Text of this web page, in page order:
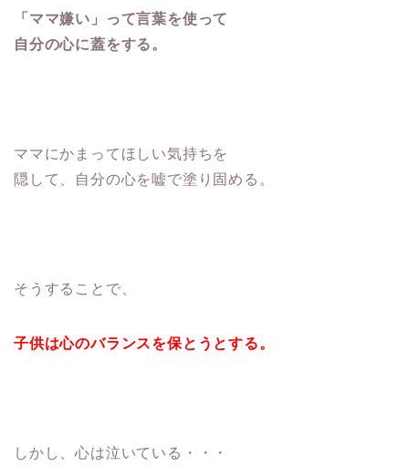
「ママ嫌い」って言葉を使って
自分の心に蓋をする。
ママにかまってほしい気持ちを
隠して、自分の心を嘘で塗り固める。
そうすることで、
子供は心のバランスを保とうとする。
しかし、心は泣いている・・・